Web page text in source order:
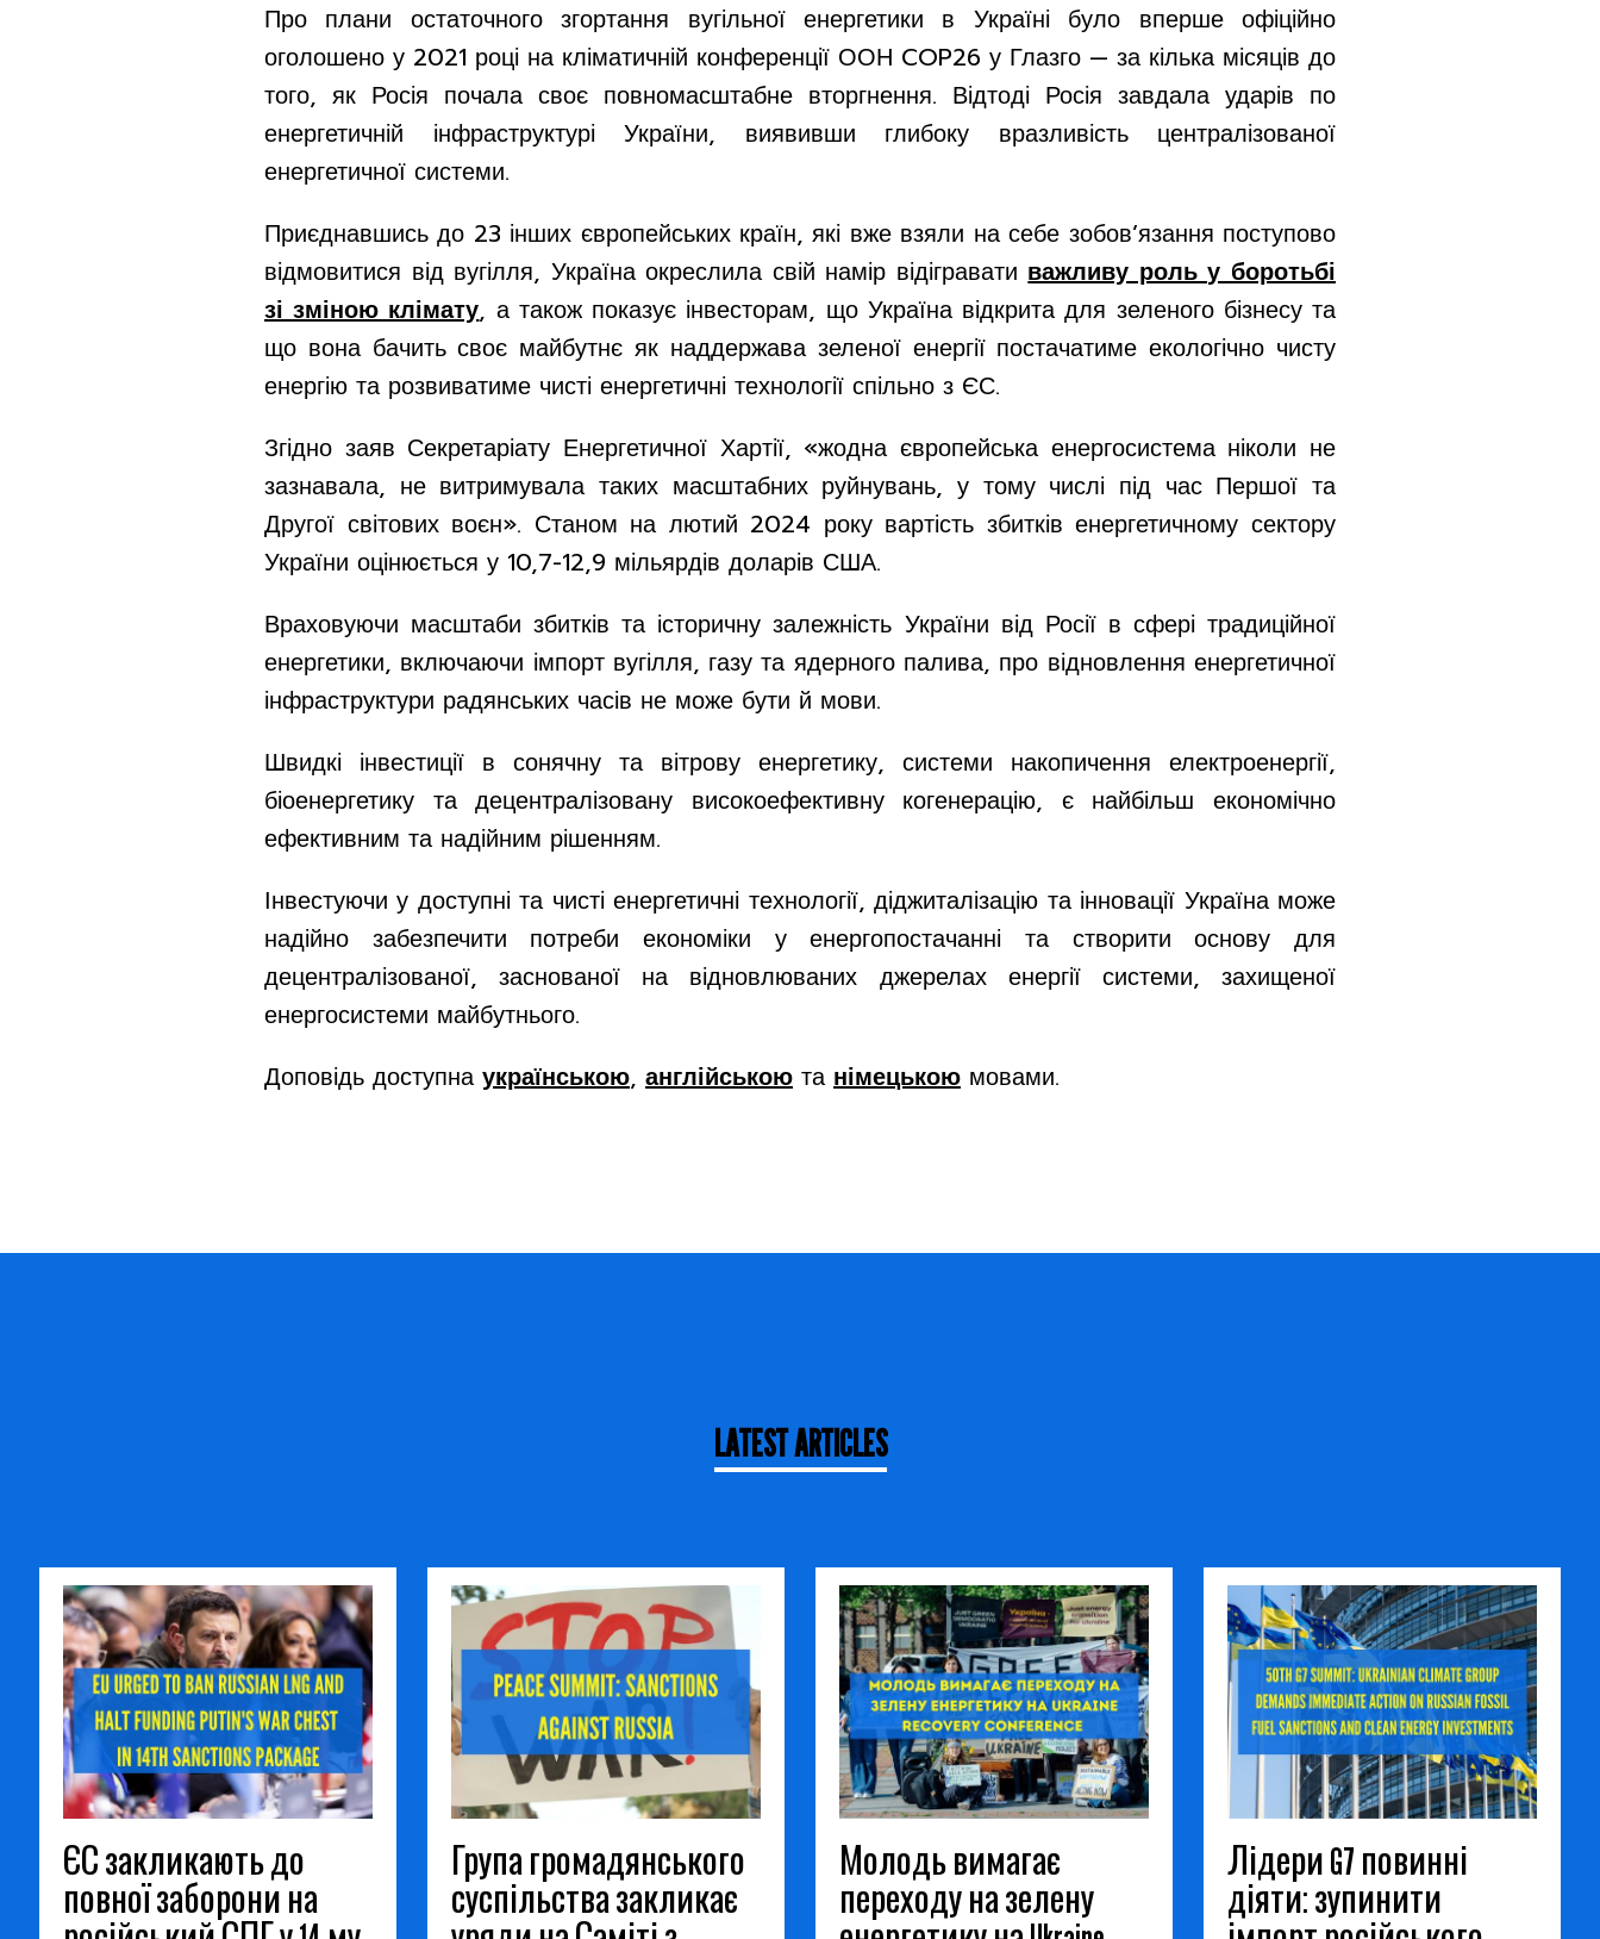
Про плани остаточного згортання вугільної енергетики в Україні було вперше офіційно
оголошено у 2021 році на кліматичній конференції ООН COP26 у Глазго — за кілька місяців до
того, як Росія почала своє повномасштабне вторгнення. Відтоді Росія завдала ударів по
енергетичній інфраструктурі України, виявивши глибоку вразливість централізованої
енергетичної системи.
Приєднавшись до 23 інших європейських країн, які вже взяли на себе зобов’язання поступово
відмовитися від вугілля, Україна окреслила свій намір відігравативажливу роль у боротьбі
зі зміною клімату, а також показує інвесторам, що Україна відкрита для зеленого бізнесу та
що вона бачить своє майбутнє як наддержава зеленої енергії постачатиме екологічно чисту
енергію та розвиватиме чисті енергетичні технології спільно з ЄС.
Згідно заяв Секретаріату Енергетичної Хартії, «жодна європейська енергосистема ніколи не
зазнавала, не витримувала таких масштабних руйнувань, у тому числі під час Першої та
Другої світових воєн». Станом на лютий 2024 року вартість збитків енергетичному сектору
України оцінюється у 10,7-12,9 мільярдів доларів США.
Враховуючи масштаби збитків та історичну залежність України від Росії в сфері традиційної
енергетики, включаючи імпорт вугілля, газу та ядерного палива, про відновлення енергетичної
інфраструктури радянських часів не може бути й мови.
Швидкі інвестиції в сонячну та вітрову енергетику, системи накопичення електроенергії,
біоенергетику та децентралізовану високоефективну когенерацію, є найбільш економічно
ефективним та надійним рішенням.
Інвестуючи у доступні та чисті енергетичні технології, діджиталізацію та інновації Україна може
надійно забезпечити потреби економіки у енергопостачанні та створити основу для
децентралізованої, заснованої на відновлюваних джерелах енергії системи, захищеної
енергосистеми майбутнього.
Доповідь доступна українською, англійською та німецькою мовами.
LATEST ARTICLES
ЄС закликають до
повної заборони на
Група громадянського
суспільства закликає
Молодь вимагає
переходу на зелену
Лідери G7 повинні
діяти: зупинити